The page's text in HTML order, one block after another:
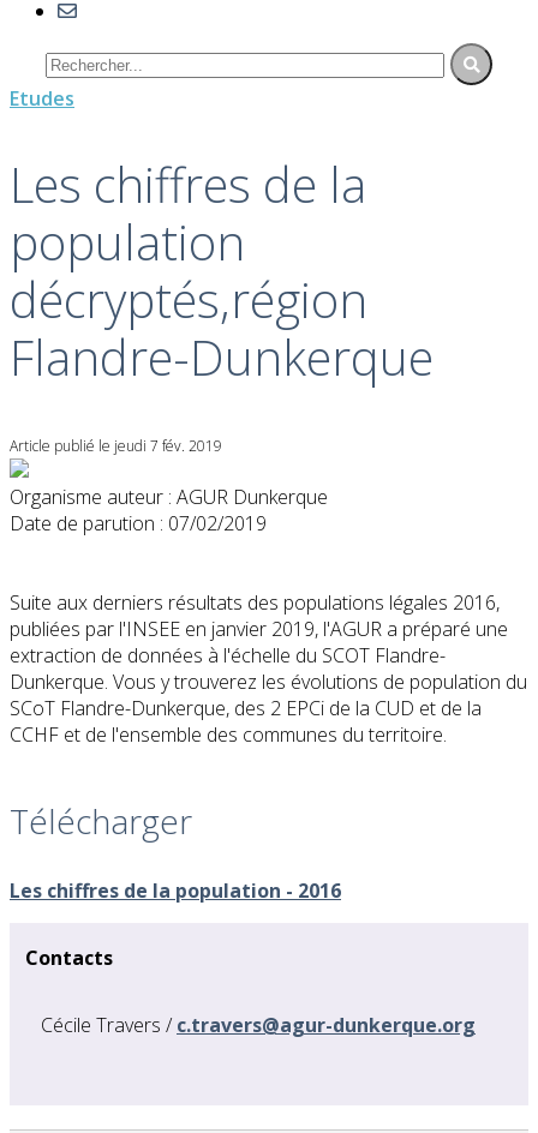
Etudes
Les chiffres de la
population
décryptés,région
Flandre-Dunkerque
Article publié le jeudi 7 fév. 2019
Organisme auteur : AGUR Dunkerque
Date de parution : 07/02/2019
Suite aux derniers résultats des populations légales 2016,
publiées par l'INSEE en janvier 2019, l'AGUR a préparé une
extraction de données à l'échelle du SCOT Flandre-
Dunkerque. Vous y trouverez les évolutions de population du
SCoT Flandre-Dunkerque, des 2 EPCi de la CUD et de la
CCHF et de l'ensemble des communes du territoire.
Télécharger
Les chiffres de la population - 2016
Contacts
Cécile Travers /c.travers@agur-dunkerque.org